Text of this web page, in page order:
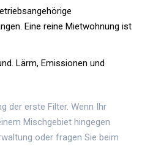
Eine reine Mietwohnung ist
Lärm, Emissionen und
der erste Filter. Wenn Ihr
Mischgebiet hingegen
oder fragen Sie beim